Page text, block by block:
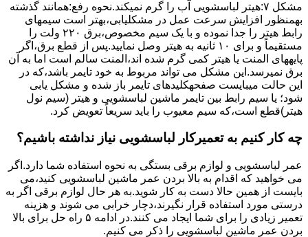
مشکل ۷:ﻫﯿﺘﺮ لباسشویی آب را ﮔﺮم نمیکند.نحوه رﻓﻊ:ﻫﻤﺎﻧﻨﺪ ﮔﺬﺷﺘﻪ
بهمنظور اﻓﺰاﯾﺶ ﺳﺮﻋﺖ ﻋﻤﻞ در مشکلیابی،بهتر است سیمهای
راﺑﻂ ﻫﯿﺘﺮ را ﺟﺪا ﻧﻤﻮده و ﺑﺎ ﯾﮏ ﺳﯿﻢ ﻣﺨﺼﻮص،برق ۲۲۰ ولت را
مستقیماً و برای ۱۰ ﺛﺎﻧﯿﻪ ﺑﻪ ﻫﯿﺘﺮ وصل نمایید.ﭘﺲ از ﻗﻄﻊ ﺑﺮق،اﮔﺮ
پایههای اﻟﻤﻨﺖ یا هیتر کمی ﮔﺮم ﺷﺪه اند،اﻟﻤﻨﺖ ﺳﺎﻟﻢ است اما ﺑﻪ آن
ﺑﺮق نمیرسد.اﯾﻦ ﻣﺸﮑﻞ می تواند مربوط به ﺧﻮد ﺗﺎﯾﻤﺮ باشد،ﮐﻪ در
این حالت میبایست صفحهکلیدهای ﺗﺎﯾﻤﺮ باز شده و مشکل یابی
شود؛ ﯾﺎ ﺳﯿﻢ راﺑﻂ ﺑﯿﻦ ﺗﺎﯾﻤﺮ ماشین لباسشویی و ﻫﯿﺘﺮ (سیم ﻧﻮل
ﻫﯿﺘﺮ)ﻗﻄﻊ اﺳﺖ،ﮐﻪ ﺳﯿﻢ ﻣﻌﯿﻮب را ﺑﺎﯾﺪ سریعاً ﺗﻌﻮﯾﺾ کرد.
چه کار کنیم به تعمیرکار لباسشویی نیاز نداشته باشیم؟
عمر لباسشویی و لوازم برقی بستگی به نحوه استفاده شما دارد.اگر
می خواهید که اقدام به بالا بردن عمر ماشین لباسشویی کنید،می
بایست از همین حالا دست به کار شوید.به هر حال لوازم برقی اگر به
درستی مورد استفاده قرار نگیرند،دچار خرابی می شوند و هزینه
تعمیر زیادی را برای شما ایجاد می کنند.در ادامه ۵ راه حل برای بالا
بردن عمر ماشین لباسشویی را ذکر می کنیم.